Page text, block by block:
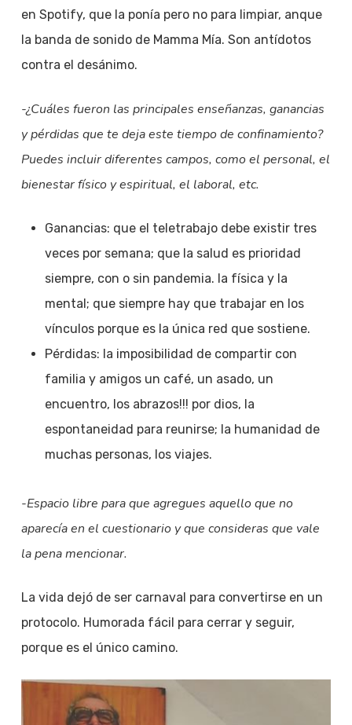
en Spotify, que la ponía pero no para limpiar, anque
la banda de sonido de Mamma Mía. Son antídotos
contra el desánimo.
-¿Cuáles fueron las principales enseñanzas, ganancias
y pérdidas que te deja este tiempo de confinamiento?
Puedes incluir diferentes campos, como el personal, el
bienestar físico y espiritual, el laboral, etc.
Ganancias: que el teletrabajo debe existir tres
veces por semana; que la salud es prioridad
siempre, con o sin pandemia. la física y la
mental; que siempre hay que trabajar en los
vínculos porque es la única red que sostiene.
Pérdidas: la imposibilidad de compartir con
familia y amigos un café, un asado, un
encuentro, los abrazos!!! por dios, la
espontaneidad para reunirse; la humanidad de
muchas personas, los viajes.
-Espacio libre para que agregues aquello que no
aparecía en el cuestionario y que consideras que vale
la pena mencionar.
La vida dejó de ser carnaval para convertirse en un
protocolo. Humorada fácil para cerrar y seguir,
porque es el único camino.